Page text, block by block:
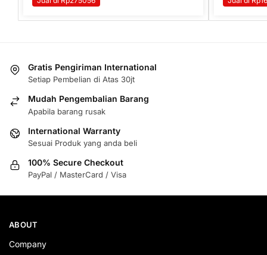
Gratis Pengiriman International
Setiap Pembelian di Atas 30jt
Mudah Pengembalian Barang
Apabila barang rusak
International Warranty
Sesuai Produk yang anda beli
100% Secure Checkout
PayPal / MasterCard / Visa
ABOUT
Company